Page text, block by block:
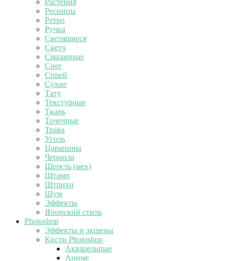
Растения
Ресницы
Ретро
Ручка
Светящиеся
Скетч
Смазанные
Снег
Спрей
Сухие
Тату
Текстурные
Ткань
Точечные
Трава
Уголь
Царапины
Чернила
Шерсть (мех)
Штамп
Штрихи
Шум
Эффекты
Японский стиль
Photoshop
Эффекты и экшены
Кисти Photoshop
Акварельные
Аниме